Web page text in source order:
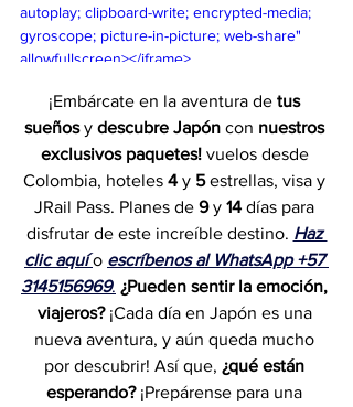
autoplay; clipboard-write; encrypted-media;
gyroscope; picture-in-picture; web-share"
allowfullscreen></iframe>
¡Embárcate en la aventura de tus
sueños y descubre Japón con nuestros
exclusivos paquetes! vuelos desde
Colombia, hoteles 4 y 5 estrellas, visa y
JRail Pass. Planes de 9 y 14 días para
disfrutar de este increíble destino. Haz
clic aquí o escríbenos al WhatsApp +57
3145156969. ¿Pueden sentir la emoción,
viajeros? ¡Cada día en Japón es una
nueva aventura, y aún queda mucho
por descubrir! Así que, ¿qué están
esperando? ¡Prepárense para una